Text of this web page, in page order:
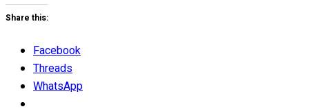
Share this:
Facebook
Threads
WhatsApp